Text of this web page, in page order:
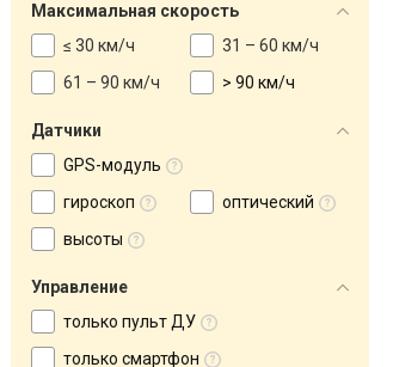
Максимальная скорость
≤ 30 км/ч
31 – 60 км/ч
61 – 90 км/ч
> 90 км/ч
Датчики
GPS-модуль
гироскоп
оптический
высоты
Управление
только пульт ДУ
только смартфон